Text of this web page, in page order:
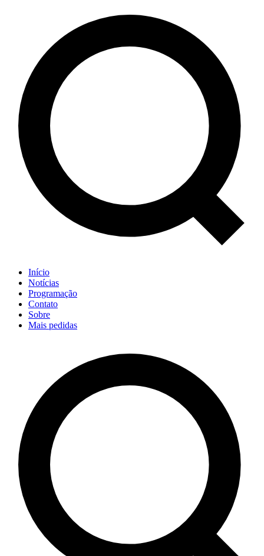
Início
Notícias
Programação
Contato
Sobre
Mais pedidas